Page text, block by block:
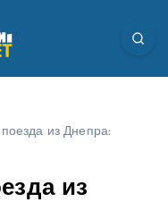
из Днепра:
из